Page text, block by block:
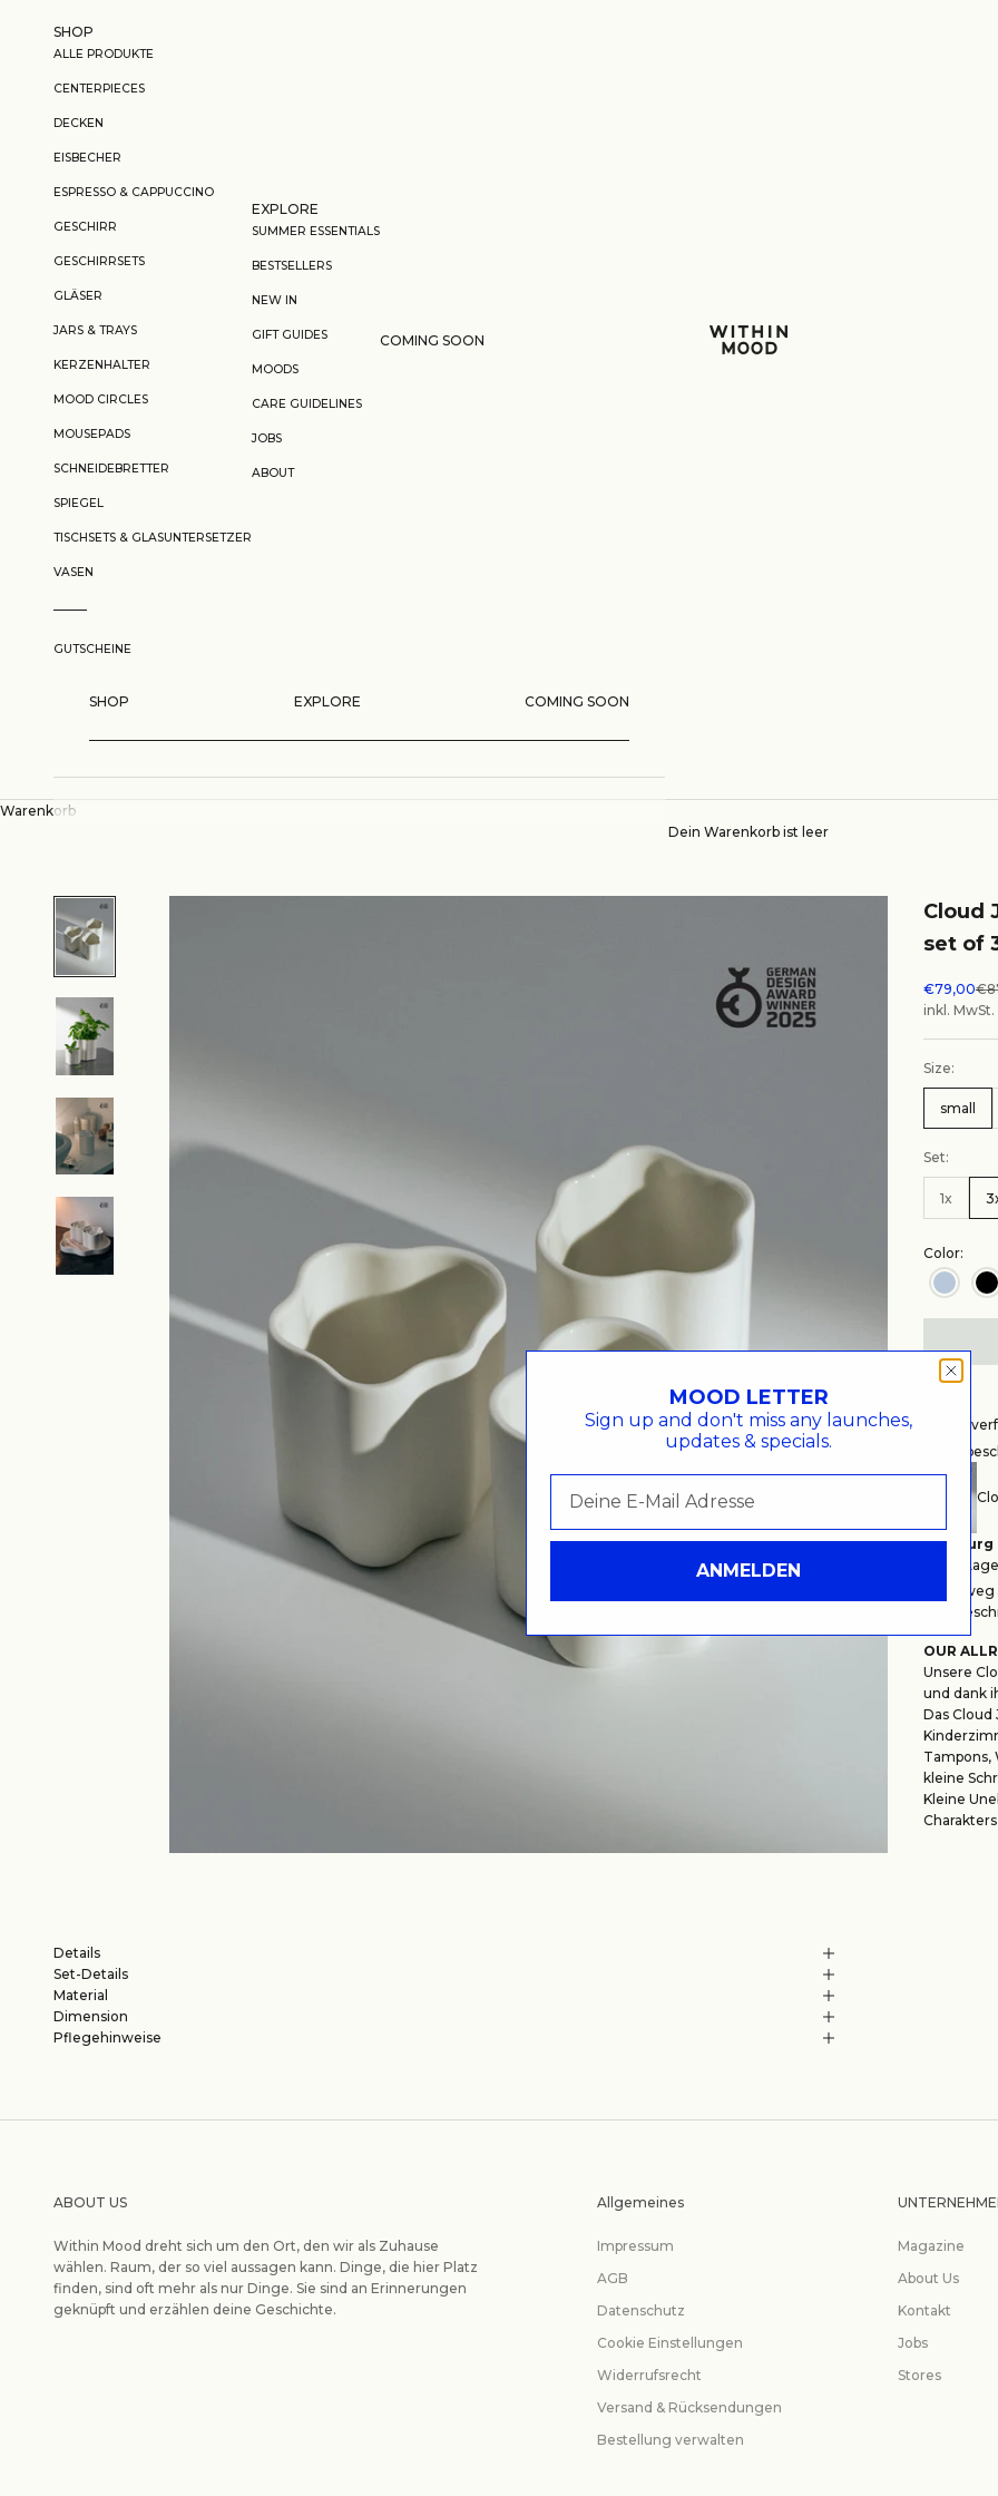
Within Mood
SHOP
ALLE PRODUKTE
CENTERPIECES
DECKEN
EISBECHER
ESPRESSO & CAPPUCCINO
GESCHIRR
GESCHIRRSETS
GLÄSER
JARS & TRAYS
KERZENHALTER
MOOD CIRCLES
MOUSEPADS
SCHNEIDEBRETTER
SPIEGEL
TISCHSETS & GLASUNTERSETZER
VASEN
GUTSCHEINE
EXPLORE
SUMMER ESSENTIALS
BESTSELLERS
NEW IN
GIFT GUIDES
MOODS
CARE GUIDELINES
JOBS
ABOUT
COMING SOON
SHOP EXPLORE COMING SOON
Warenkorb
Dein Warenkorb ist leer
Cloud
set of
Angebot
€79,00
inkl. MwSt.
Size:
small
Set:
1x
Color:
Nicht
Hamburg
Auf
Lehmweg
OUR
Unsere
und dank
Das
Tampons,
kleine
Kleine
Details
Set-Details
Material
Dimension
Pflegehinweise
ABOUT US
Within Mood dreht sich um den Ort, den wir als Zuhause
wählen. Raum, der so viel aussagen kann. Dinge, die hier Platz
finden, sind oft mehr als nur Dinge. Sie sind an Erinnerungen
geknüpft und erzählen deine Geschichte.
Allgemeines
Impressum
AGB
Datenschutz
Cookie Einstellungen
Widerrufsrecht
Versand & Rücksendungen
Bestellung verwalten
Magazine
About Us
Kontakt
Jobs
Stores
MOOD LETTER
Sign up and don't miss any launches,
updates & specials.
ANMELDEN